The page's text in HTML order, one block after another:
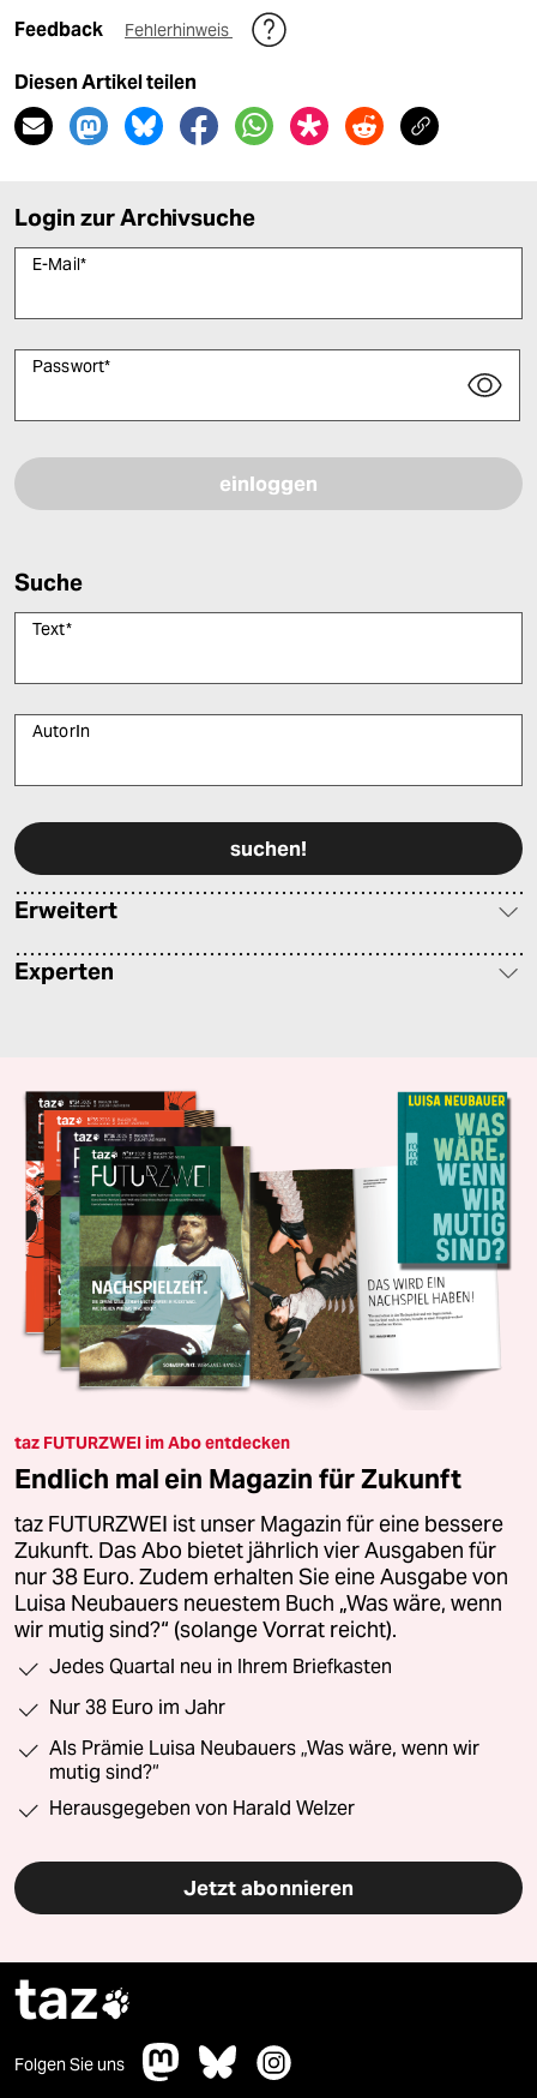
Feedback Fehlerhinweis
Diesen Artikel teilen
Login zur Archivsuche
E-Mail*
Passwort*
Suche
Text*
AutorIn
Erweitert
Experten
taz FUTURZWEI im Abo entdecken
Endlich mal ein Magazin für Zukunft
taz FUTURZWEI ist unser Magazin für eine bessere
Zukunft. Das Abo bietet jährlich vier Ausgaben für
nur 38 Euro. Zudem erhalten Sie eine Ausgabe von
Luisa Neubauers neuestem Buch „Was wäre, wenn
wir mutig sind?“ (solange Vorrat reicht).
Jedes Quartal neu in Ihrem Briefkasten
Nur 38 Euro im Jahr
Als Prämie Luisa Neubauers „Was wäre, wenn wir
mutig sind?“
Herausgegeben von Harald Welzer
Jetzt abonnieren
taz
Folgen Sie uns